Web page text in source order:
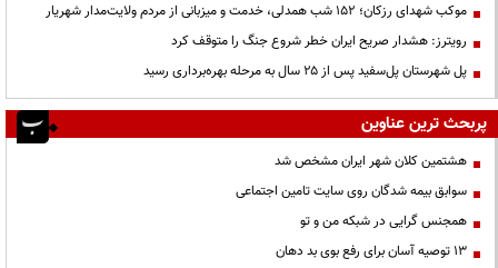
موکب شهدای رزکان؛ ۱۵۲ شب همدلی، خدمت و میزبانی از مردم ولایت‌مدار شهریار
رویترز: هشدار صریح ایران خطر شروع جنگ را متوقف کرد
پل شهرستان پل‌سفید پس از ۲۵ سال به مرحله بهره‌برداری رسید
پربحث ترین عناوین
هشتمین کلان شهر ایران مشخص شد
سوابق بیمه شدگان روی سایت تامین اجتماعی
همجنس گرایی در شبکه من و تو
13 توصیه آسان برای رفع بوی بد دهان